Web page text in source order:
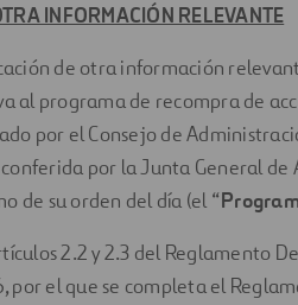
INFORMACIÓN RELEVANTE
de otra información
al programa de recompra de
por el Consejo de
por la Junta General de
de su orden del día (el “
2.2 y 2.3 del Reglamento
por el que se completa el